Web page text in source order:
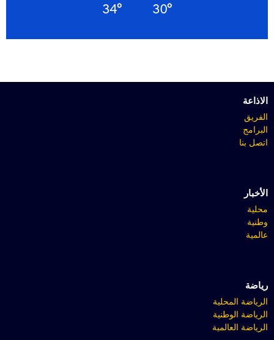
30°
34°
الاذاعة
الفريق
البرامج
اتصل بنا
الأخبار
محلية
وطنية
عالمية
رياضة
الرياضة المحلية
الرياضة الوطنية
الرياضة العالمية